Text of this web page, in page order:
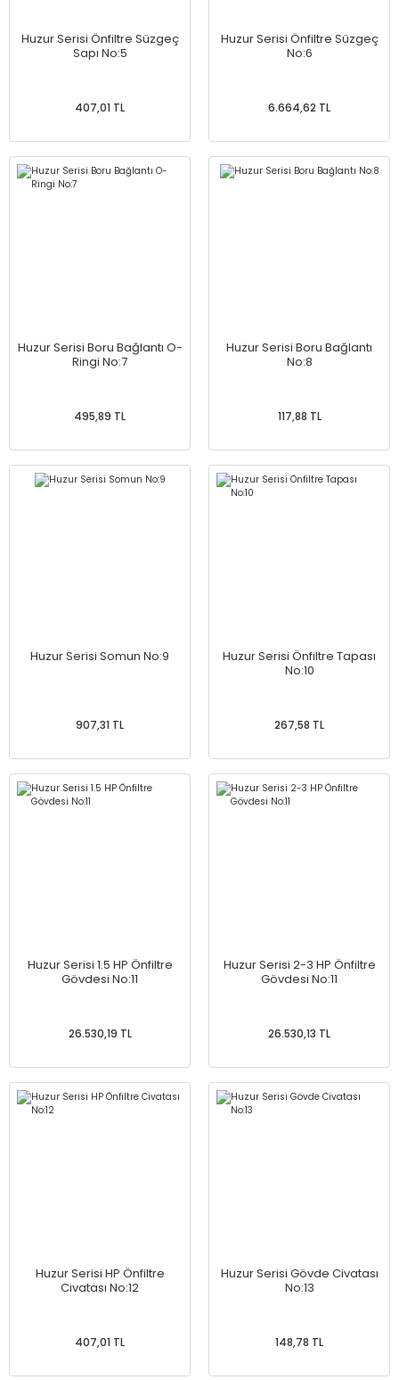
Huzur Serisi Önfiltre Süzgeç
Sapı No:5
407,01 TL
Huzur Serisi Önfiltre Süzgeç
No:6
6.664,62 TL
Huzur Serisi Boru Bağlantı O-
Ringi No:7
495,89 TL
Huzur Serisi Boru Bağlantı
No:8
117,88 TL
Huzur Serisi Somun No:9
907,31 TL
Huzur Serisi Önfiltre Tapası
No:10
267,58 TL
Huzur Serisi 1.5 HP Önfiltre
Gövdesi No:11
26.530,19 TL
Huzur Serisi 2-3 HP Önfiltre
Gövdesi No:11
26.530,13 TL
Huzur Serisi HP Önfiltre
Civatası No:12
407,01 TL
Huzur Serisi Gövde Civatası
No:13
148,78 TL